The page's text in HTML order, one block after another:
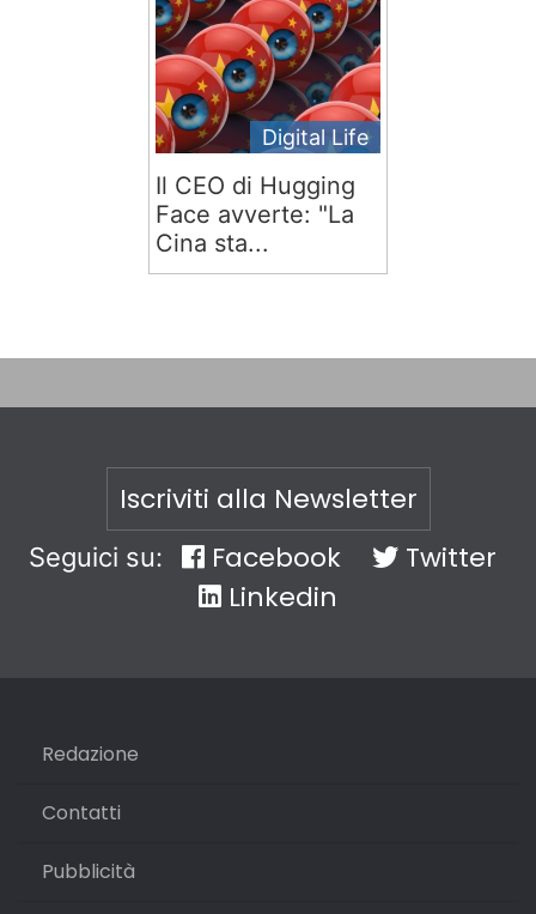
Digital Life
Il CEO di Hugging
Face avverte: "La
Cina sta...
Iscriviti alla Newsletter
Seguici su: Facebook
Twitter
Linkedin
Redazione
Contatti
Pubblicità